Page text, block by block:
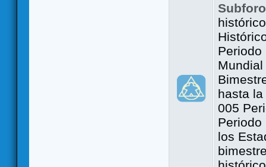
Periodo
hasta
005
Periodo
los